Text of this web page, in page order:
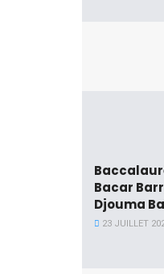
Bacar
Djouma
23 JUILLET